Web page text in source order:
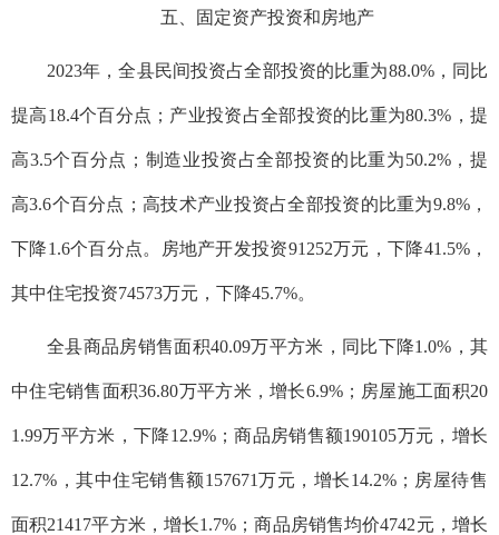
五、固定资产投资和房地产
2023年，全县民间投资占全部投资的比重为88.0%，同比
提高18.4个百分点；产业投资占全部投资的比重为80.3%，提
高3.5个百分点；制造业投资占全部投资的比重为50.2%，提
高3.6个百分点；高技术产业投资占全部投资的比重为9.8%，
下降1.6个百分点。房地产开发投资91252万元，下降41.5%，
其中住宅投资74573万元，下降45.7%。
全县商品房销售面积40.09万平方米，同比下降1.0%，其
中住宅销售面积36.80万平方米，增长6.9%；房屋施工面积20
1.99万平方米，下降12.9%；商品房销售额190105万元，增长
12.7%，其中住宅销售额157671万元，增长14.2%；房屋待售
面积21417平方米，增长1.7%；商品房销售均价4742元，增长